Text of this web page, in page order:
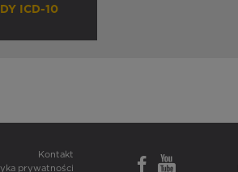
ICD-10
Kontakt
prywatności